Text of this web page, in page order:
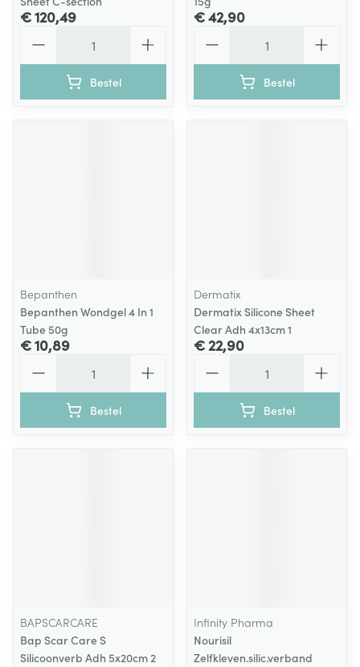
€ 120,49
Bestel
€ 42,90
Bestel
Bepanthen
Bepanthen Wondgel 4 In 1
Tube 50g
€ 10,89
Bestel
Dermatix
Dermatix Silicone Sheet
Clear Adh 4x13cm 1
€ 22,90
Bestel
BAPSCARCARE
Bap Scar Care S
Silicoonverb Adh 5x20cm 2
Infinity Pharma
Nourisil
Zelfkleven.silic.verband